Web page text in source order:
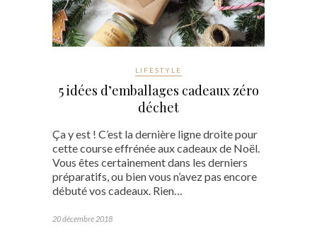
LIFESTYLE
5 idées d’emballages cadeaux zéro
déchet
Ça y est ! C’est la dernière ligne droite pour
cette course effrénée aux cadeaux de Noël.
Vous êtes certainement dans les derniers
préparatifs, ou bien vous n’avez pas encore
débuté vos cadeaux. Rien…
20 décembre 2018